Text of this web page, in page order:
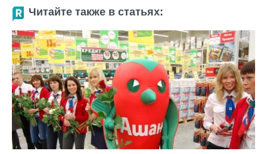
Читайте также в статьях: